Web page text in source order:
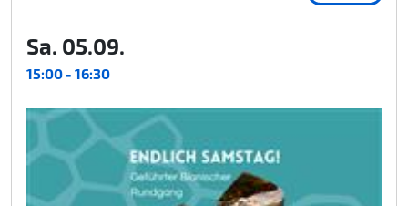
Sa. 05.09.
15:00 - 16:30